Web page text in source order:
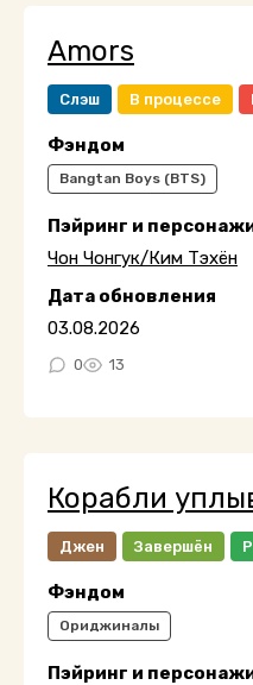
Amors
Слэш В процессе
Фэндом
Bangtan Boys (BTS)
Пэйринг и
Чон Чонгук/Ким Тэхён
Дата обновления
03.08.2026
0 13
Корабли
Джен Завершён
Фэндом
Ориджиналы
Пэйринг и